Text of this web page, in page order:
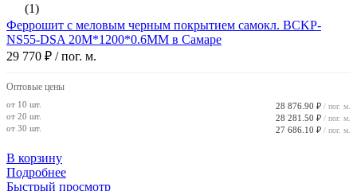
(1)
Феррошит с меловым черным покрытием самокл. BCKP-
NS55-DSA 20M*1200*0.6MM в Самаре
29 770 ₽ / пог. м.
Оптовые цены
от 10 шт. 28 876.90 ₽ / пог. м.
от 20 шт. 28 281.50 ₽ / пог. м.
от 30 шт. 27 686.10 ₽ / пог. м.
В корзину
Подробнее
Быстрый просмотр